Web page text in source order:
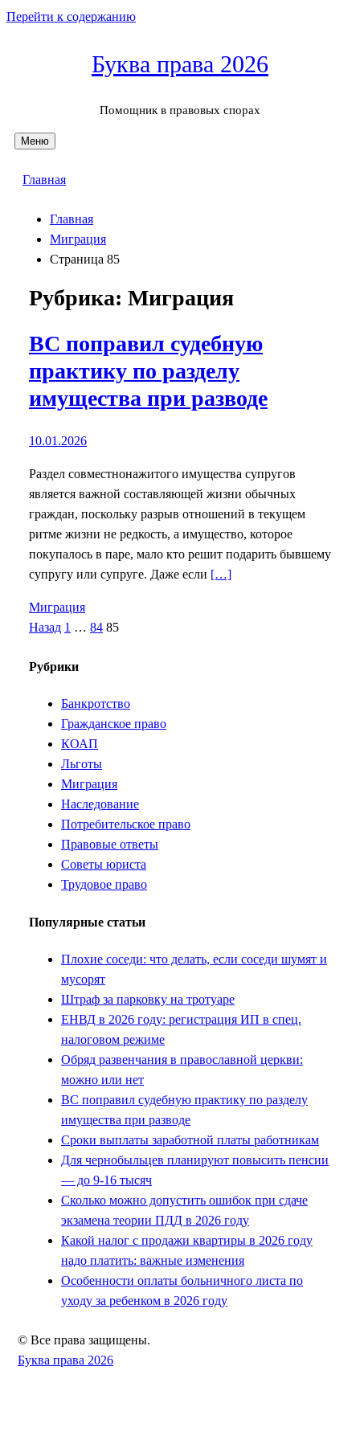
Перейти к содержанию
Буква права 2026
Помощник в правовых спорах
Меню
Главная
Главная
Миграция
Страница 85
Рубрика: Миграция
ВС поправил судебную
практику по разделу
имущества при разводе
10.01.2026
Раздел совместнонажитого имущества супругов
является важной составляющей жизни обычных
граждан, поскольку разрыв отношений в текущем
ритме жизни не редкость, а имущество, которое
покупалось в паре, мало кто решит подарить бывшему
супругу или супруге. Даже если […]
Миграция
Назад 1 … 84 85
Рубрики
Банкротство
Гражданское право
КОАП
Льготы
Миграция
Наследование
Потребительское право
Правовые ответы
Советы юриста
Трудовое право
Популярные статьи
Плохие соседи: что делать, если соседи шумят и
мусорят
Штраф за парковку на тротуаре
ЕНВД в 2026 году: регистрация ИП в спец.
налоговом режиме
Обряд развенчания в православной церкви:
можно или нет
ВС поправил судебную практику по разделу
имущества при разводе
Сроки выплаты заработной платы работникам
Для чернобыльцев планируют повысить пенсии
— до 9-16 тысяч
Сколько можно допустить ошибок при сдаче
экзамена теории ПДД в 2026 году
Какой налог с продажи квартиры в 2026 году
надо платить: важные изменения
Особенности оплаты больничного листа по
уходу за ребенком в 2026 году
© Все права защищены.
Буква права 2026